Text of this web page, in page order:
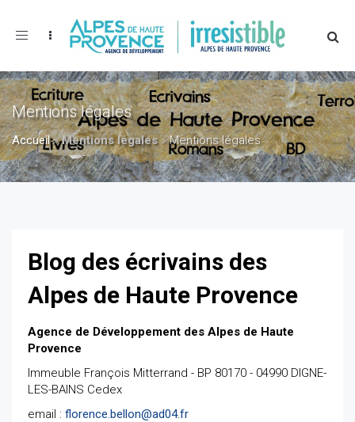
Toggle
Mentions légales
Accueil»Mentions légales»Mentions légales
Blog des écrivains des
Alpes de Haute Provence
Agence de Développement des Alpes de Haute
Provence
Immeuble François Mitterrand - BP 80170 - 04990 DIGNE-
LES-BAINS Cedex
email : florence.bellon@ad04.fr